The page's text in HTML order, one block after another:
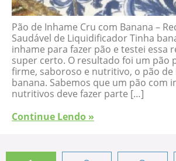
Pão de Inhame Cru com Banana –
Saudável de Liquidificador Tinha
inhame para fazer pão e testei essa
super certo. O resultado foi um pão
firme, saboroso e nutritivo, o pão
banana. Sabemos que um pão com
nutritivos deve fazer parte […]
Continue Lendo »